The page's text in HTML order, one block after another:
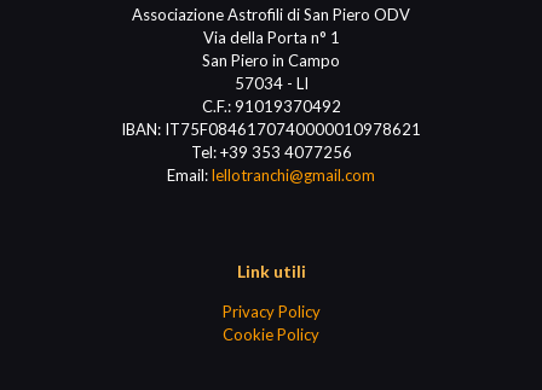
Associazione Astrofili di San Piero ODV
Via della Porta n° 1
San Piero in Campo
57034 - LI
C.F.: 91019370492
IBAN: IT75F0846170740000010978621
Tel:+39 353 4077256
Email:lellotranchi@gmail.com
Link utili
Privacy Policy
Cookie Policy